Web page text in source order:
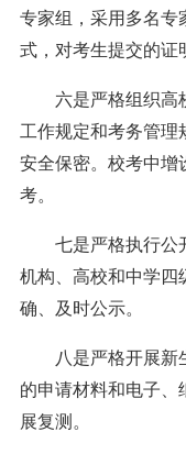
专家组，采用多名专
式，对考生提交的证
六是严格组织高
工作规定和考务管理
安全保密。校考中增
考。
七是严格执行公
机构、高校和中学四
确、及时公示。
八是严格开展新
的申请材料和电子
展复测。